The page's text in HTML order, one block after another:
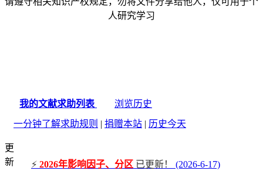
人研究学习
我的文献求助列表
浏览历史
一分钟了解求助规则 | 捐赠本站 | 历史今天
更
新
⚡ 2026年影响因子、分区 已更新！
(2026-6-17)